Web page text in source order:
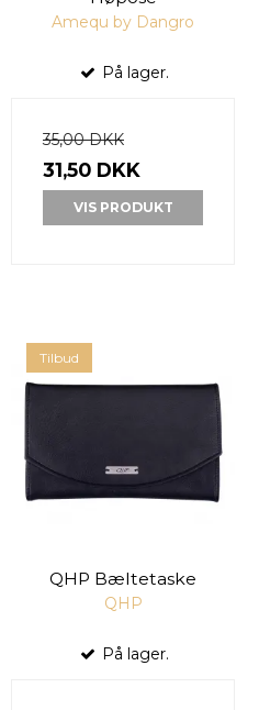
Amequ by Dangro
På lager.
35,00 DKK
31,50 DKK
VIS PRODUKT
Tilbud
QHP Bæltetaske
QHP
På lager.